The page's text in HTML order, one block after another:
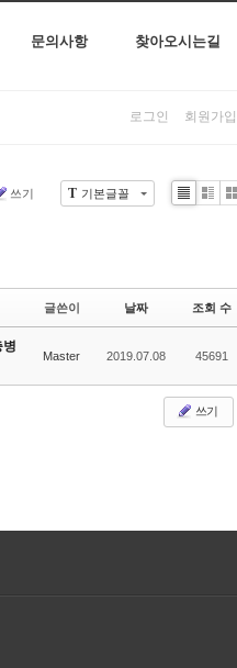
문의사항 찾아오시는길
로그인 회원가입
T 기본글꼴
쓰기
Li
Zi
G
y
글쓴이 날짜 조회 수
Master 2019.07.08 45691
쓰기